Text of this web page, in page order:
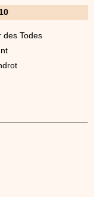
des Todes